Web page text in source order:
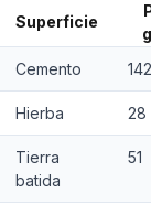
Superficie
Cemento
142
Hierba 28
Tierra
batida
51